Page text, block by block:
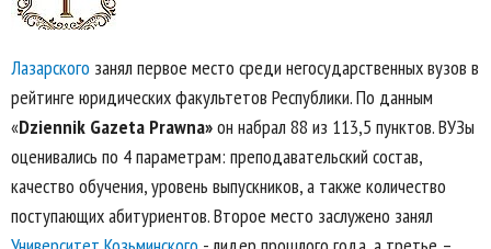
Лазарского занял первое место среди негосударственных вузов в
рейтинге юридических факультетов Республики. По данным
«Dziennik Gazeta Prawna»он набрал 88 из 113,5 пунктов. ВУЗы
оценивались по 4 параметрам: преподавательский состав,
качество обучения, уровень выпускников, а также количество
поступающих абитуриентов. Второе место заслужено занял